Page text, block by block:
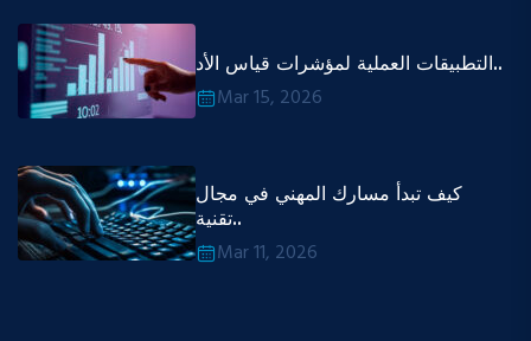
التطبيقات العملية لمؤشرات قياس الأد..
Mar 15, 2026
كيف تبدأ مسارك المهني في مجال
تقنية..
Mar 11, 2026